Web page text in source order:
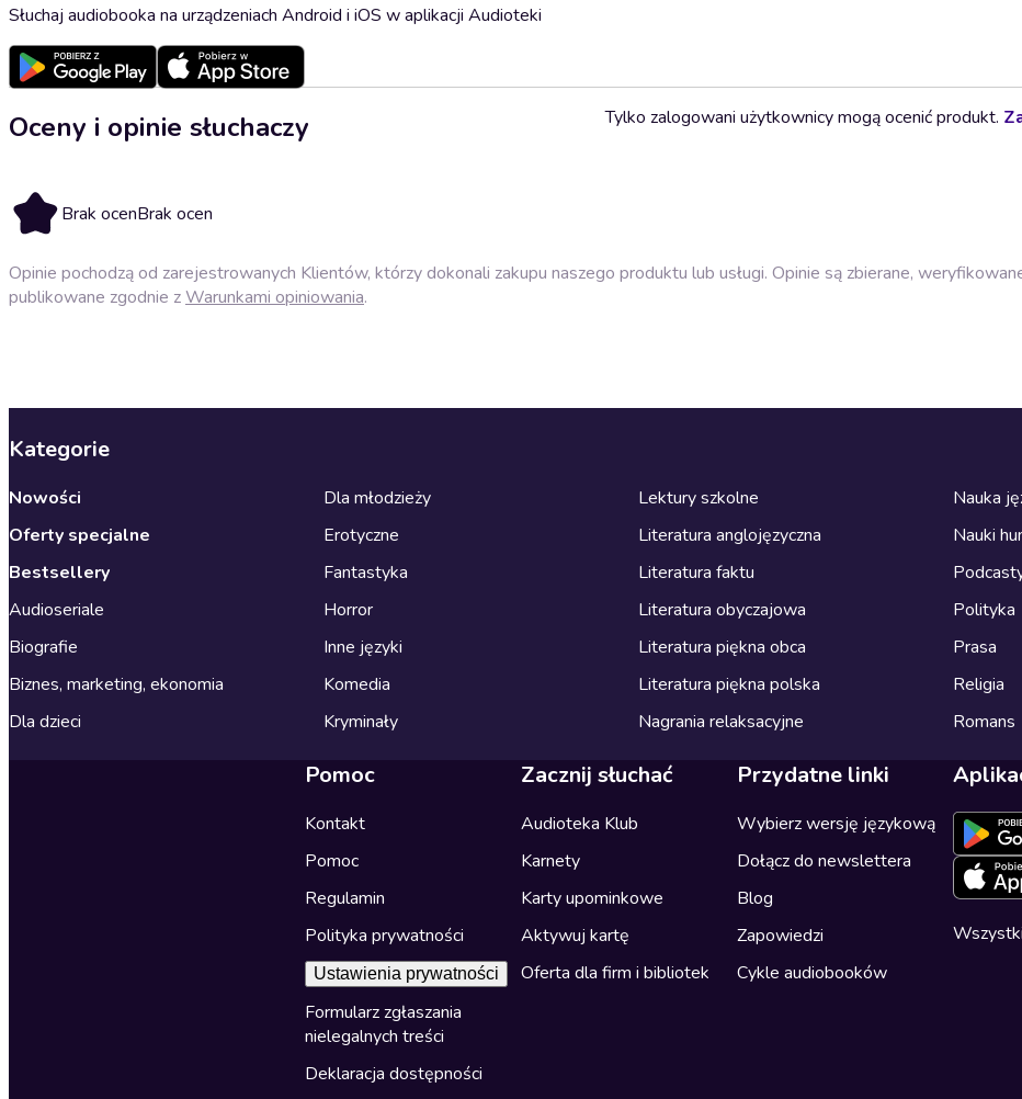
Słuchaj audiobooka na urządzeniach Android i iOS w aplikacji Audioteki
Oceny i opinie słuchaczy
Brak ocenBrak ocen
Tylko zalogowani użytkownicy mogą ocenić produkt.
Opinie pochodzą od zarejestrowanych Klientów, którzy dokonali zakupu naszego produktu lub usługi. Opinie są zbierane,
publikowane zgodnie zWarunkami opiniowania.
Kategorie
Nowości
Oferty specjalne
Bestsellery
Audioseriale
Biografie
Biznes, marketing, ekonomia
Dla dzieci
Dla młodzieży
Erotyczne
Fantastyka
Horror
Inne języki
Komedia
Kryminały
Lektury szkolne
Literatura anglojęzyczna
Literatura faktu
Literatura obyczajowa
Literatura piękna obca
Literatura piękna polska
Nagrania relaksacyjne
Nauka
Nauki
Polityka
Prasa
Religia
Romans
Pomoc
Kontakt
Pomoc
Regulamin
Polityka prywatności
Ustawienia prywatności
Formularz zgłaszania
nielegalnych treści
Deklaracja dostępności
Zacznij słuchać
Audioteka Klub
Karnety
Karty upominkowe
Aktywuj kartę
Oferta dla firm i bibliotek
Przydatne linki
Wybierz wersję językową
Dołącz do newslettera
Blog
Zapowiedzi
Cykle audiobooków